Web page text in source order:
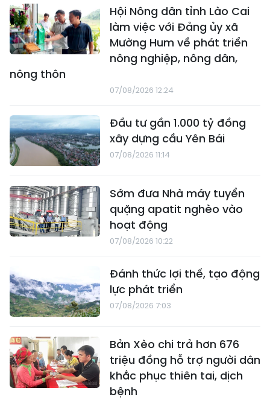
Hội Nông dân tỉnh Lào Cai
làm việc với Đảng ủy xã
Mường Hum về phát triển
nông nghiệp, nông dân,
nông thôn
07/08/2026 12:24
Đầu tư gần 1.000 tỷ đồng
xây dựng cầu Yên Bái
07/08/2026 11:14
Sớm đưa Nhà máy tuyển
quặng apatit nghèo vào
hoạt động
07/08/2026 10:22
Đánh thức lợi thế, tạo động
lực phát triển
07/08/2026 7:03
Bản Xèo chi trả hơn 676
triệu đồng hỗ trợ người dân
khắc phục thiên tai, dịch
bệnh